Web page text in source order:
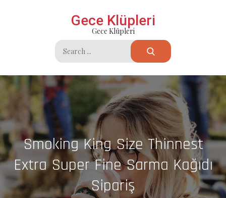
Gece Klüpleri
Gece Klüpleri
Search
for:
Smoking King Size Thinnest
Extra Super Fine Sarma Kağıdı
Sipariş